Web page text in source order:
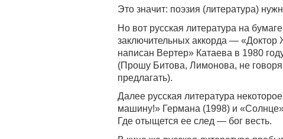
Это значит: поэзия (литература)
Но вот русская литература на
заключительных аккорда —
написан Вертер» Катаева в 1980
(Прошу Битова, Лимонова, не
предлагать).
Далее русская литература
машину!» Германа (1998) и
Где отыщется ее след — бог весть.